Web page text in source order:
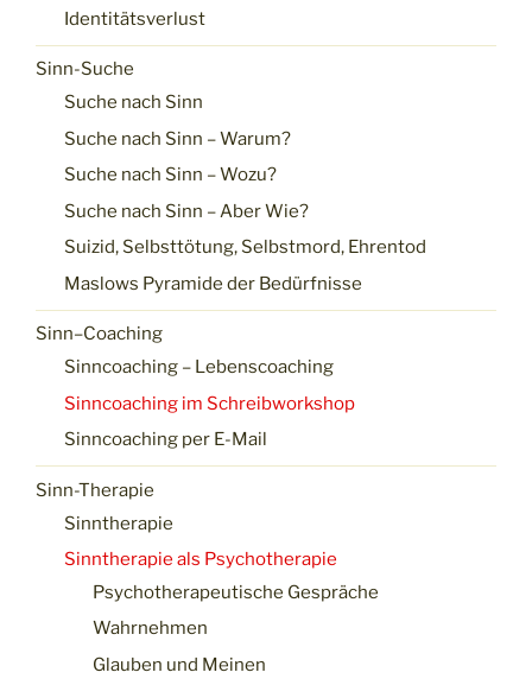
Identitätsverlust
Sinn-Suche
Suche nach Sinn
Suche nach Sinn – Warum?
Suche nach Sinn – Wozu?
Suche nach Sinn – Aber Wie?
Suizid, Selbsttötung, Selbstmord, Ehrentod
Maslows Pyramide der Bedürfnisse
Sinn–Coaching
Sinncoaching – Lebenscoaching
Sinncoaching im Schreibworkshop
Sinncoaching per E-Mail
Sinn-Therapie
Sinntherapie
Sinntherapie als Psychotherapie
Psychotherapeutische Gespräche
Wahrnehmen
Glauben und Meinen